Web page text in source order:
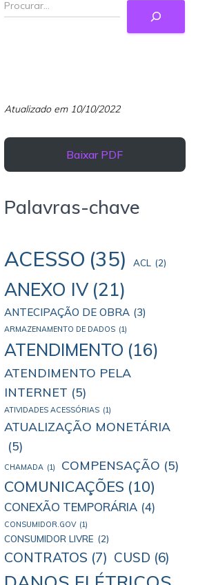
Atualizado em 10/10/2022
Baixar PDF
Palavras-chave
ACESSO (35) ACL (2)
ANEXO IV (21)
ANTECIPAÇÃO DE OBRA (3)
ARMAZENAMENTO DE DADOS (1)
ATENDIMENTO (16)
ATENDIMENTO PELA
INTERNET (5)
ATIVIDADES ACESSÓRIAS (1)
ATUALIZAÇÃO MONETÁRIA
(5)
CHAMADA (1) COMPENSAÇÃO (5)
COMUNICAÇÕES (10)
CONEXÃO TEMPORÁRIA (4)
CONSUMIDOR.GOV (1)
CONSUMIDOR LIVRE (2)
CONTRATOS (7) CUSD (6)